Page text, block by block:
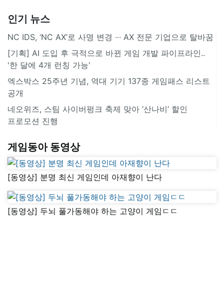
인기 뉴스
NC IDS, ‘NC AX’로 사명 변경 ∙∙∙ AX 전문 기업으로 탈바꿈
[기획] AI 도입 후 극적으로 바뀐 게임 개발 파이프라인..
'한 달에 4개 런칭 가능'
엑스박스 25주년 기념, 역대 기기 137종 게임패스 리스트
공개
네오위즈, 스팀 사이버펑크 축제 맞아 ‘산나비’ 할인
프로모션 진행
게임동아 동영상
[동영상] 분명 최신 게임인데 아재향이 난다
[동영상] 두뇌 풀가동해야 하는 고양이 게임ㄷㄷ